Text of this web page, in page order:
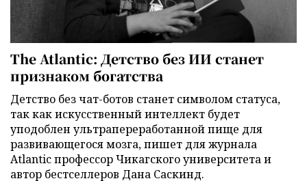
The Atlantic: Детство без ИИ станет
признаком богатства
Детство без чат-ботов станет символом статуса,
так как искусственный интеллект будет
уподоблен ультрапереработанной пище для
развивающегося мозга, пишет для журнала
Atlantic профессор Чикагского университета и
автор бестселлеров Дана Саскинд.